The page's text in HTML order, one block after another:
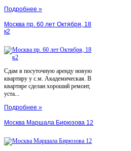
Подробнее »
Москва пр. 60 лет Октября, 18
к2
Сдам в посуточную аренду новую
квартиру у с.м. Академическая. В
квартире сделан хороший ремонт,
уста...
Подробнее »
Москва Маршала Бирюзова 12